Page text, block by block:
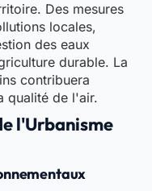
Des mesures
locales,
des eaux
durable. La
contribuera
qualité de l'air.
l'Urbanisme